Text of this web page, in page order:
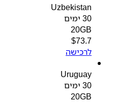
Uzbekistan
20GB
$73.7
לרכישה
Uruguay
20GB